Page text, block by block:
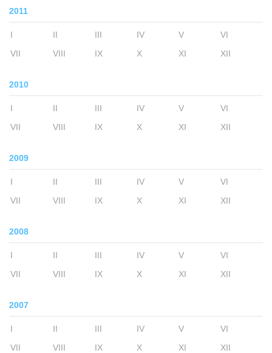
2011
I II III IV V
VI
VII
VIII IX X XI XII
2010
I II III IV V
VI
VII
VIII IX X XI XII
2009
I II III IV V
VI
VII
VIII IX X XI XII
2008
I II III IV V
VI
VII
VIII IX X XI XII
2007
I II III IV V
VI
VII
VIII IX X XI XII